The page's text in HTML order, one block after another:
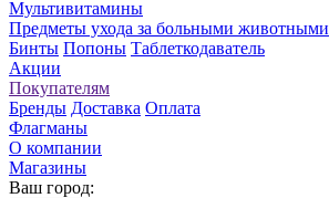
Мультивитамины
Предметы ухода за больными животными
Бинты Попоны Таблеткодаватель
Акции
Покупателям
Бренды Доставка Оплата
Флагманы
О компании
Магазины
Ваш город: